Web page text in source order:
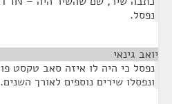
נפסל.
יואב גינאי
ונפסלו שירים נוספים לאורך השנים.